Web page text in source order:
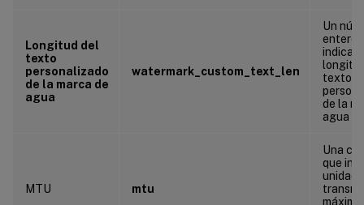
Longitud del
texto
personalizado
de la marca de
agua
watermark_custom_text_len
Un
entero
indica
texto
de la
agua
MTU mtu
Una
que
unidad